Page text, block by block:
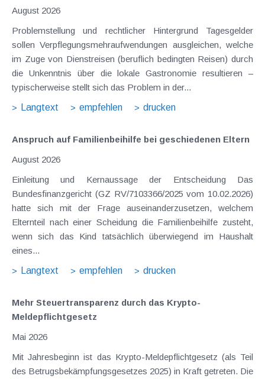
August 2026
Problemstellung und rechtlicher Hintergrund Tagesgelder
sollen Verpflegungsmehraufwendungen ausgleichen, welche
im Zuge von Dienstreisen (beruflich bedingten Reisen) durch
die Unkenntnis über die lokale Gastronomie resultieren –
typischerweise stellt sich das Problem in der...
Langtext
empfehlen drucken
Anspruch auf Familienbeihilfe bei geschiedenen Eltern
August 2026
Einleitung und Kernaussage der Entscheidung Das
Bundesfinanzgericht (GZ RV/7103366/2025 vom 10.02.2026)
hatte sich mit der Frage auseinanderzusetzen, welchem
Elternteil nach einer Scheidung die Familienbeihilfe zusteht,
wenn sich das Kind tatsächlich überwiegend im Haushalt
eines...
Langtext
empfehlen drucken
Mehr Steuertransparenz durch das Krypto-
Meldepflichtgesetz
Mai 2026
Mit Jahresbeginn ist das Krypto-Meldepflichtgesetz (als Teil
des Betrugsbekämpfungsgesetzes 2025) in Kraft getreten. Die